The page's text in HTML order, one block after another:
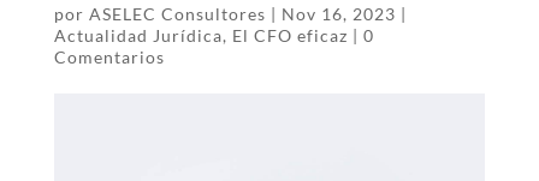
por ASELEC Consultores | Nov 16, 2023 |
Actualidad Jurídica, El CFO eficaz | 0
Comentarios